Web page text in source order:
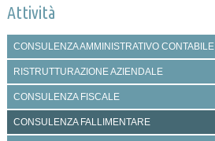
Attività
CONSULENZA AMMINISTRATIVO CONTABILE
RISTRUTTURAZIONE AZIENDALE
CONSULENZA FISCALE
CONSULENZA FALLIMENTARE